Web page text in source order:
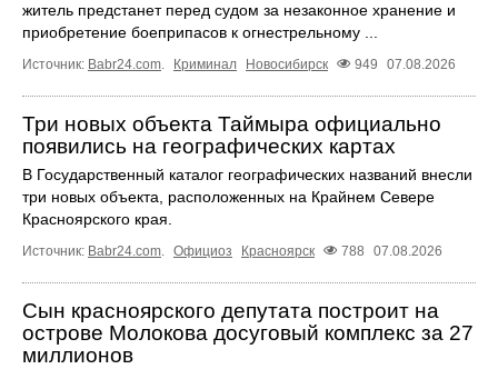
житель предстанет перед судом за незаконное хранение и
приобретение боеприпасов к огнестрельному ...
Источник: Babr24.com. Криминал Новосибирск 949 07.08.2026
Три новых объекта Таймыра официально
появились на географических картах
В Государственный каталог географических названий внесли
три новых объекта, расположенных на Крайнем Севере
Красноярского края.
Источник: Babr24.com. Официоз Красноярск 788 07.08.2026
Сын красноярского депутата построит на
острове Молокова досуговый комплекс за 27
миллионов